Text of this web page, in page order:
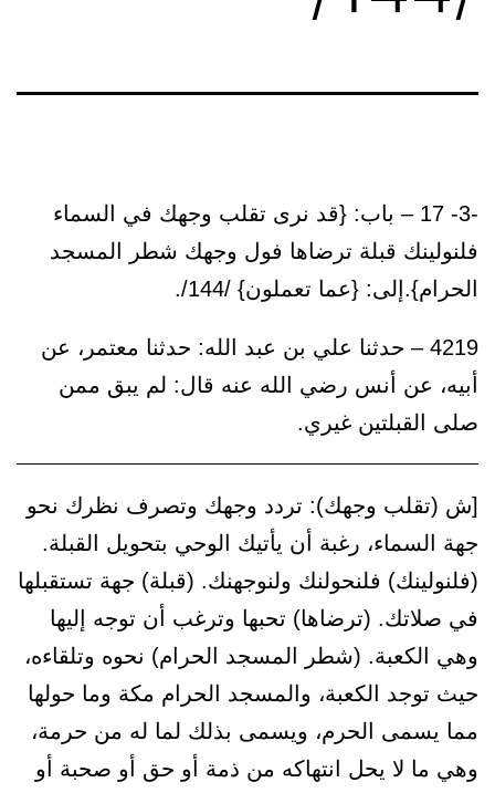
-3- 17 – باب: {قد نرى تقلب وجهك في السماء
فلنولينك قبلة ترضاها فول وجهك شطر المسجد
الحرام}.إلى: {عما تعملون} /144/.
4219 – حدثنا علي بن عبد الله: حدثنا معتمر، عن
أبيه، عن أنس رضي الله عنه قال: لم يبق ممن
صلى القبلتين غيري.
[ش (تقلب وجهك): تردد وجهك وتصرف نظرك نحو
جهة السماء، رغبة أن يأتيك الوحي بتحويل القبلة.
(فلنولينك) فلنحولنك ولنوجهنك. (قبلة) جهة تستقبلها
في صلاتك. (ترضاها) تحبها وترغب أن توجه إليها
وهي الكعبة. (شطر المسجد الحرام) نحوه وتلقاءه،
حيث توجد الكعبة، والمسجد الحرام مكة وما حولها
مما يسمى الحرم، ويسمى بذلك لما له من حرمة،
وهي ما لا يحل انتهاكه من ذمة أو حق أو صحبة أو